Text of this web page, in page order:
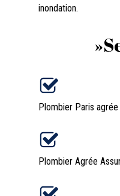
inondation.
Plombier Paris agrée
Plombier Agrée